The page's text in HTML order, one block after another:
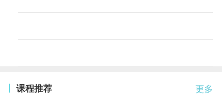
更多
课程推荐